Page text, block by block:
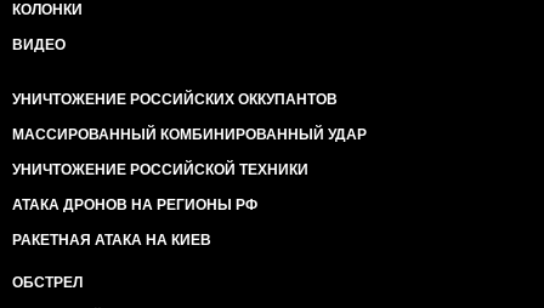
КОЛОНКИ
ВИДЕО
УНИЧТОЖЕНИЕ РОССИЙСКИХ ОККУПАНТОВ
МАССИРОВАННЫЙ КОМБИНИРОВАННЫЙ УДАР
УНИЧТОЖЕНИЕ РОССИЙСКОЙ ТЕХНИКИ
АТАКА ДРОНОВ НА РЕГИОНЫ РФ
РАКЕТНАЯ АТАКА НА КИЕВ
ОБСТРЕЛ